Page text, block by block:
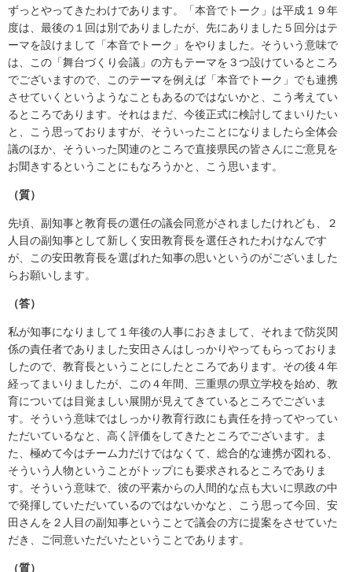
ずっとやってきたわけであります。「本音でトーク」は平成１９年
度は、最後の１回は別でありましたが、先にありました５回分はテ
ーマを設けまして「本音でトーク」をやりました。そういう意味で
は、この「舞台づくり会議」の方もテーマを３つ設けているところ
でございますので、このテーマを例えば「本音でトーク」でも連携
させていくというようなこともあるのではないかと、こう考えてい
るところであります。それはまだ、今後正式に検討してまいりたい
と、こう思っておりますが、そういったことになりましたら全体会
議のほか、そういった関連のところで直接県民の皆さんにご意見を
お聞きするということにもなろうかと、こう思います。
（質）
先頃、副知事と教育長の選任の議会同意がされましたけれども、２
人目の副知事として新しく安田教育長を選任されたわけなんです
が、この安田教育長を選ばれた知事の思いというのがございました
らお願いします。
（答）
私が知事になりまして１年後の人事におきまして、それまで防災関
係の責任者でありました安田さんはしっかりやってもらっておりま
したので、教育長ということにしたところであります。その後４年
経ってまいりましたが、この４年間、三重県の県立学校を始め、教
育については目覚ましい展開が見えてきているところでございま
す。そういう意味ではしっかり教育行政にも責任を持ってやってい
ただいているなと、高く評価をしてきたところでございます。ま
た、極めて今はチーム力だけではなくて、総合的な連携が図れる、
そういう人物ということがトップにも要求されるところでありま
す。そういう意味で、彼の平素からの人間的な点も大いに県政の中
で発揮していただいているのではないかなと、こう思って今回、安
田さんを２人目の副知事ということで議会の方に提案をさせていた
だき、ご同意いただいたということであります。
（質）